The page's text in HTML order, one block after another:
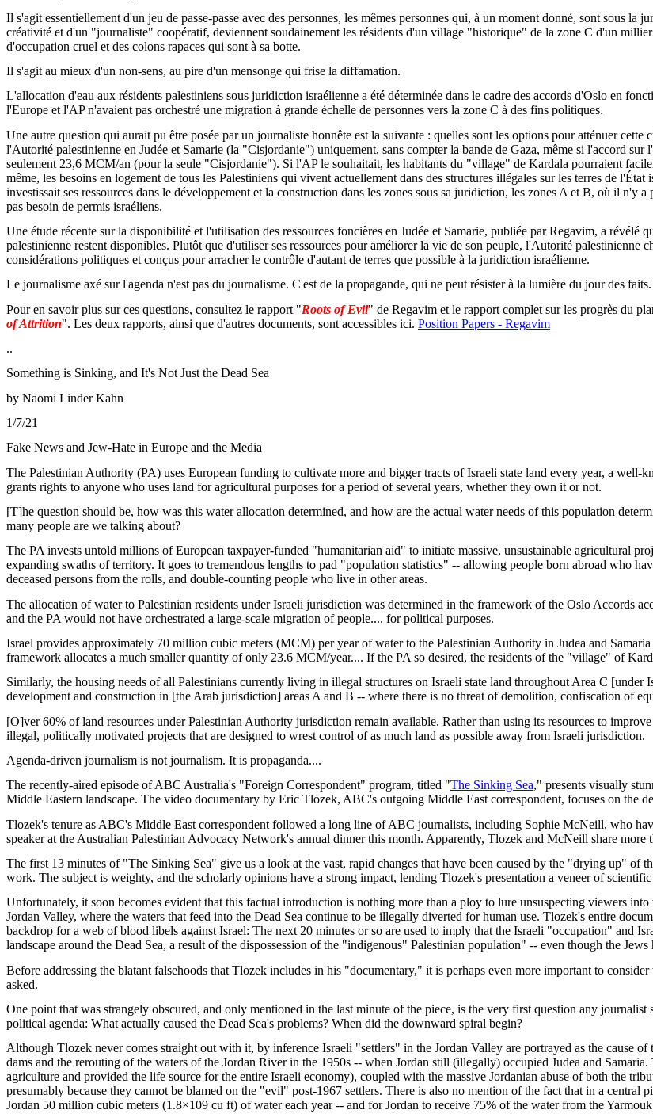
Il s'agit essentiellement d'un jeu de passe-passe avec des personnes, les mêmes personnes qui, à un moment donné, sont sous
créativité et d'un "journaliste" coopératif, deviennent soudainement les résidents d'un village "historique" de la zone C d'un
d'occupation cruel et des colons rapaces qui sont à sa botte.
Il s'agit au mieux d'un non-sens, au pire d'un mensonge qui frise la diffamation.
L'allocation d'eau aux résidents palestiniens sous juridiction israélienne a été déterminée dans le cadre des accords d'Oslo en
l'Europe et l'AP n'avaient pas orchestré une migration à grande échelle de personnes vers la zone C à des fins politiques.
Une autre question qui aurait pu être posée par un journaliste honnête est la suivante : quelles sont les options pour atténuer
l'Autorité palestinienne en Judée et Samarie (la "Cisjordanie") uniquement, sans compter la bande de Gaza, même si l'accord
seulement 23,6 MCM/an (pour la seule "Cisjordanie"). Si l'AP le souhaitait, les habitants du "village" de Kardala pourraient
même, les besoins en logement de tous les Palestiniens qui vivent actuellement dans des structures illégales sur les terres de
investissait ses ressources dans le développement et la construction dans les zones sous sa juridiction, les zones A et B, où il n'y
pas besoin de permis israéliens.
Une étude récente sur la disponibilité et l'utilisation des ressources foncières en Judée et Samarie, publiée par Regavim, a
palestinienne restent disponibles. Plutôt que d'utiliser ses ressources pour améliorer la vie de son peuple, l'Autorité palestinienne
considérations politiques et conçus pour arracher le contrôle d'autant de terres que possible à la juridiction israélienne.
Le journalisme axé sur l'agenda n'est pas du journalisme. C'est de la propagande, qui ne peut résister à la lumière du jour des
Pour en savoir plus sur ces questions, consultez le rapport "Roots of Evil" de Regavim et le rapport complet sur les progrès du
of Attrition". Les deux rapports, ainsi que d'autres documents, sont accessibles ici. Position Papers - Regavim
..
Something is Sinking, and It's Not Just the Dead Sea
by Naomi Linder Kahn
1/7/21
Fake News and Jew-Hate in Europe and the Media
The Palestinian Authority (PA) uses European funding to cultivate more and bigger tracts of Israeli state land every year, a
grants rights to anyone who uses land for agricultural purposes for a period of several years, whether they own it or not.
[T]he question should be, how was this water allocation determined, and how are the actual water needs of this population
many people are we talking about?
The PA invests untold millions of European taxpayer-funded "humanitarian aid" to initiate massive, unsustainable agricultural
expanding swaths of territory. It goes to tremendous lengths to pad "population statistics" -- allowing people born abroad who
deceased persons from the rolls, and double-counting people who live in other areas.
The allocation of water to Palestinian residents under Israeli jurisdiction was determined in the framework of the Oslo Accords
and the PA would not have orchestrated a large-scale migration of people.... for political purposes.
Israel provides approximately 70 million cubic meters (MCM) per year of water to the Palestinian Authority in Judea and
framework allocates a much smaller quantity of only 23.6 MCM/year.... If the PA so desired, the residents of the "village" of
Similarly, the housing needs of all Palestinians currently living in illegal structures on Israeli state land throughout Area C
development and construction in [the Arab jurisdiction] areas A and B -- where there is no threat of demolition, confiscation of
[O]ver 60% of land resources under Palestinian Authority jurisdiction remain available. Rather than using its resources to
illegal, politically motivated projects that are designed to wrest control of as much land as possible away from Israeli jurisdiction.
Agenda-driven journalism is not journalism. It is propaganda....
The recently-aired episode of ABC Australia's "Foreign Correspondent" program, titled "The Sinking Sea," presents visually
Middle Eastern landscape. The video documentary by Eric Tlozek, ABC's outgoing Middle East correspondent, focuses on the
Tlozek's tenure as ABC's Middle East correspondent followed a long line of ABC journalists, including Sophie McNeill, who
speaker at the Australian Palestinian Advocacy Network's annual dinner this month. Apparently, Tlozek and McNeill share more
The first 13 minutes of "The Sinking Sea" give us a look at the vast, rapid changes that have been caused by the "drying up" of
work. The subject is weighty, and the scholarly opinions have a strong impact, lending Tlozek's presentation a veneer of
Unfortunately, it soon becomes evident that this factual introduction is nothing more than a ploy to lure unsuspecting viewers
Jordan Valley, where the waters that feed into the Dead Sea continue to be illegally diverted for human use. Tlozek's entire
backdrop for a web of blood libels against Israel: The next 20 minutes or so are used to imply that the Israeli "occupation" and
landscape around the Dead Sea, a result of the dispossession of the "indigenous" Palestinian population" -- even though the
Before addressing the blatant falsehoods that Tlozek includes in his "documentary," it is perhaps even more important to
asked.
One point that was strangely obscured, and only mentioned in the last minute of the piece, is the very first question any
political agenda: What actually caused the Dead Sea's problems? When did the downward spiral begin?
Although Tlozek never comes straight out with it, by inference Israeli "settlers" in the Jordan Valley are portrayed as the cause
dams and the rerouting of the waters of the Jordan River in the 1950s -- when Jordan still (illegally) occupied Judea and
agriculture and provided the life source for the entire Israeli economy), coupled with the massive Jordanian abuse of both the
presumably because they cannot be blamed on the "evil" post-1967 settlers. There is also no mention of the fact that in a central
Jordan 50 million cubic meters (1.8×109 cu ft) of water each year -- and for Jordan to receive 75% of the water from the